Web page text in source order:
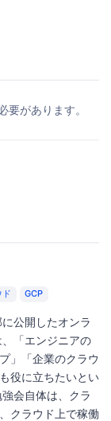
要があります。
ド GCP
公開したオンラ
「エンジニアの
」「企業のクラウ
役に立ちたいとい
会自体は、クラ
クラウド上で稼働